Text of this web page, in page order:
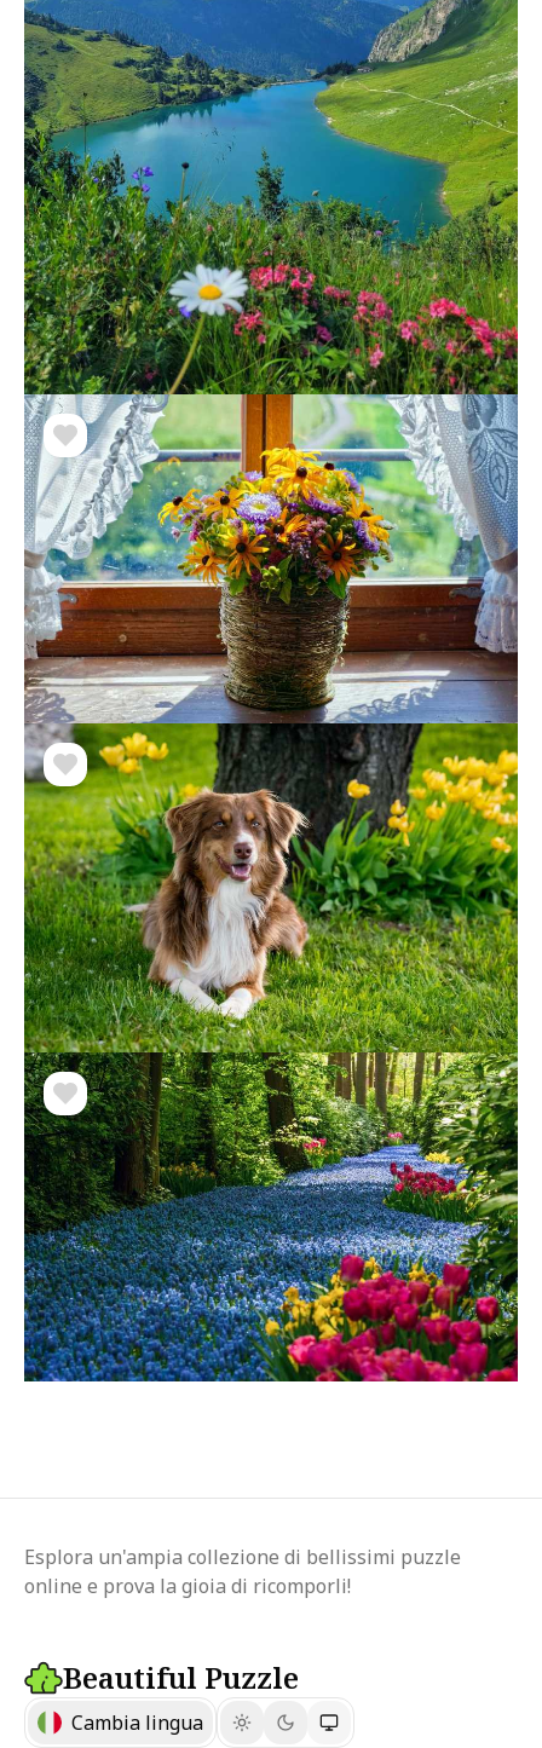
Esplora un'ampia collezione di bellissimi puzzle
online e prova la gioia di ricomporli!
Beautiful Puzzle
Cambia lingua